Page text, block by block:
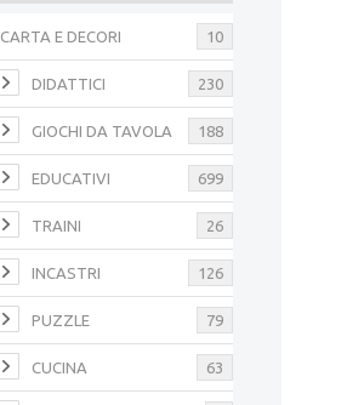
CARTA E DECORI 10
DIDATTICI 230
GIOCHI DA TAVOLA 188
EDUCATIVI 699
TRAINI 26
INCASTRI 126
PUZZLE 79
CUCINA 63